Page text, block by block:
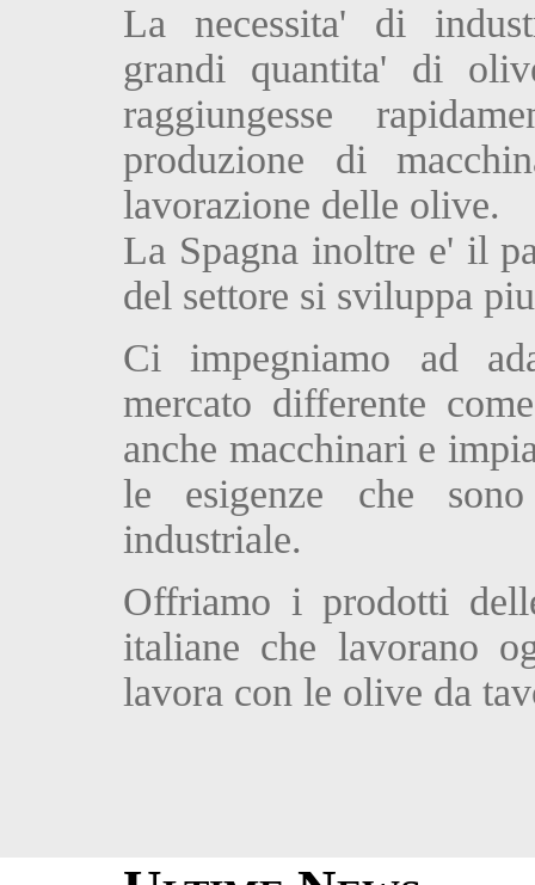
La necessita' di
grandi quantita' di
raggiungesse
produzione di
lavorazione delle olive.
La Spagna inoltre e' il
del settore si sviluppa
Ci impegniamo ad
mercato differente
anche macchinari e
le esigenze che
industriale.
Offriamo i prodotti
italiane che lavorano
lavora con le olive da